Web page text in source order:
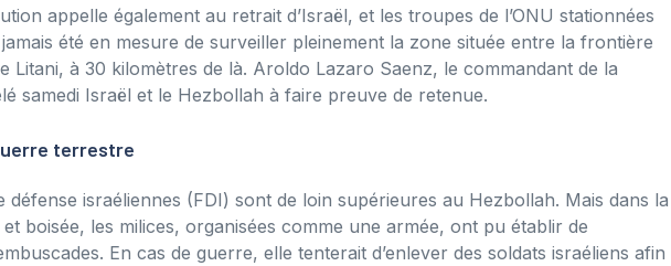
appelle également au retrait d’Israël, et les troupes de l’ONU stationnées
été en mesure de surveiller pleinement la zone située entre la frontière
Litani, à 30 kilomètres de là. Aroldo Lazaro Saenz, le commandant de la
samedi Israël et le Hezbollah à faire preuve de retenue.
terrestre
défense israéliennes (FDI) sont de loin supérieures au Hezbollah. Mais dans la
boisée, les milices, organisées comme une armée, ont pu établir de
En cas de guerre, elle tenterait d’enlever des soldats israéliens afin